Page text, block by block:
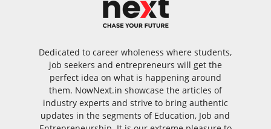
Dedicated to career wholeness where students,
job seekers and entrepreneurs will get the
perfect idea on what is happening around
them. NowNext.in showcase the articles of
industry experts and strive to bring authentic
updates in the segments of Education, Job and